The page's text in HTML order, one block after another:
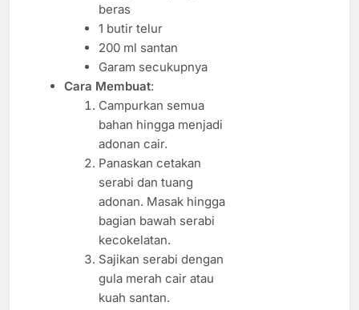
beras
1 butir telur
200 ml santan
Garam secukupnya
Cara Membuat:
Campurkan semua
bahan hingga menjadi
adonan cair.
Panaskan cetakan
serabi dan tuang
adonan. Masak hingga
bagian bawah serabi
kecokelatan.
Sajikan serabi dengan
gula merah cair atau
kuah santan.